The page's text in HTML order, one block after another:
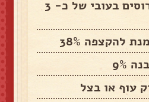
(כ-20 דקות) ופרוסים בעובי של כ- 3
להקצפה 38%